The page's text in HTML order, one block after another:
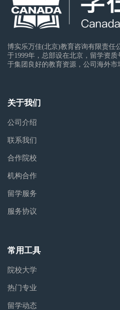
博实乐万佳(北京)教育咨询有限责任
于1999年，总部设在北京，留学资质
于集团良好的教育资源，公司海外市
关于我们
公司介绍
联系我们
合作院校
机构合作
留学服务
服务协议
常用工具
院校大学
热门专业
留学动态